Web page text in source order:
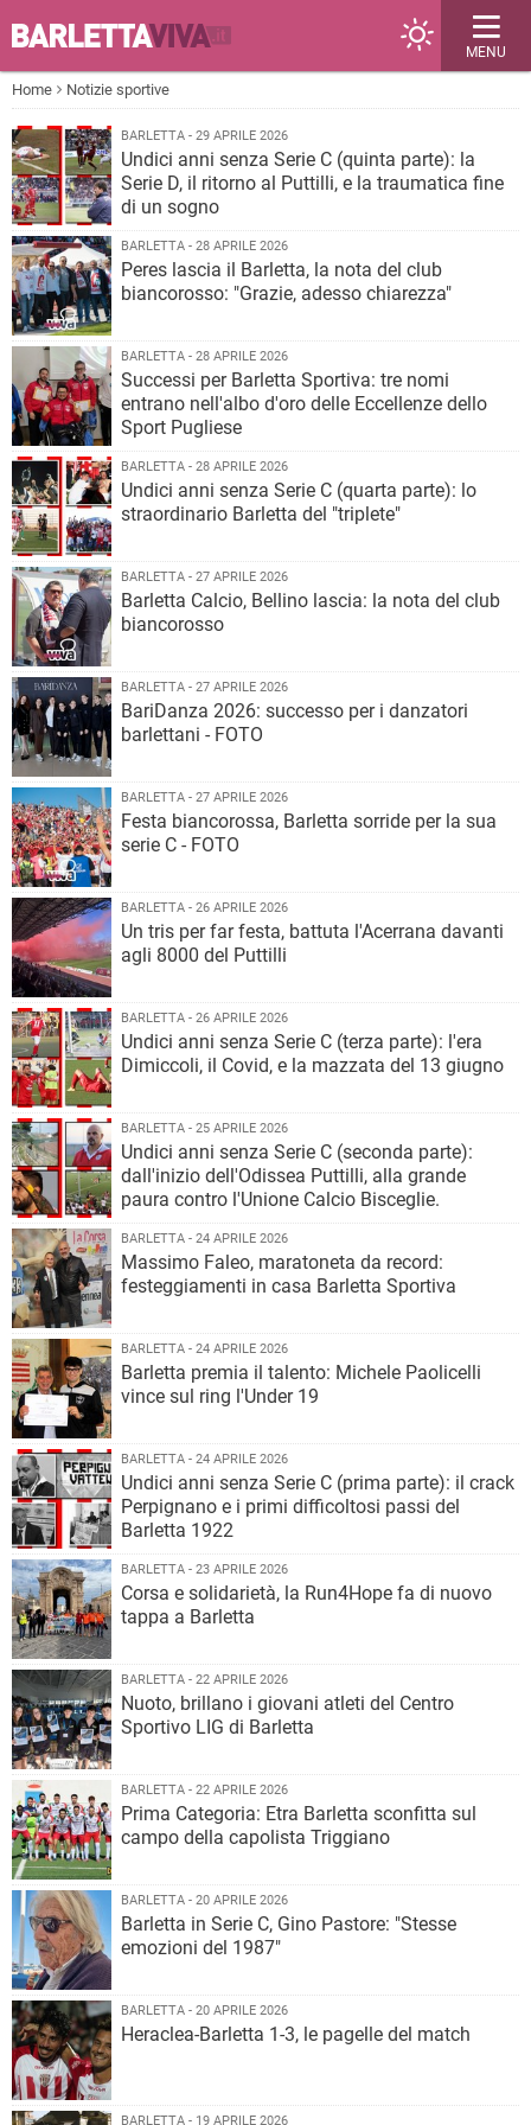
MENU
Home Notizie sportive
BARLETTA - 29 APRILE 2026
Undici anni senza Serie C (quinta parte): la
Serie D, il ritorno al Puttilli, e la traumatica fine
di un sogno
BARLETTA - 28 APRILE 2026
Peres lascia il Barletta, la nota del club
biancorosso: "Grazie, adesso chiarezza"
BARLETTA - 28 APRILE 2026
Successi per Barletta Sportiva: tre nomi
entrano nell'albo d'oro delle Eccellenze dello
Sport Pugliese
BARLETTA - 28 APRILE 2026
Undici anni senza Serie C (quarta parte): lo
straordinario Barletta del "triplete"
BARLETTA - 27 APRILE 2026
Barletta Calcio, Bellino lascia: la nota del club
biancorosso
BARLETTA - 27 APRILE 2026
BariDanza 2026: successo per i danzatori
barlettani - FOTO
BARLETTA - 27 APRILE 2026
Festa biancorossa, Barletta sorride per la sua
serie C - FOTO
BARLETTA - 26 APRILE 2026
Un tris per far festa, battuta l'Acerrana davanti
agli 8000 del Puttilli
BARLETTA - 26 APRILE 2026
Undici anni senza Serie C (terza parte): l'era
Dimiccoli, il Covid, e la mazzata del 13 giugno
BARLETTA - 25 APRILE 2026
Undici anni senza Serie C (seconda parte):
dall'inizio dell'Odissea Puttilli, alla grande
paura contro l'Unione Calcio Bisceglie.
BARLETTA - 24 APRILE 2026
Massimo Faleo, maratoneta da record:
festeggiamenti in casa Barletta Sportiva
BARLETTA - 24 APRILE 2026
Barletta premia il talento: Michele Paolicelli
vince sul ring l'Under 19
BARLETTA - 24 APRILE 2026
Undici anni senza Serie C (prima parte): il crack
Perpignano e i primi difficoltosi passi del
Barletta 1922
BARLETTA - 23 APRILE 2026
Corsa e solidarietà, la Run4Hope fa di nuovo
tappa a Barletta
BARLETTA - 22 APRILE 2026
Nuoto, brillano i giovani atleti del Centro
Sportivo LIG di Barletta
BARLETTA - 22 APRILE 2026
Prima Categoria: Etra Barletta sconfitta sul
campo della capolista Triggiano
BARLETTA - 20 APRILE 2026
Barletta in Serie C, Gino Pastore: "Stesse
emozioni del 1987"
BARLETTA - 20 APRILE 2026
Heraclea-Barletta 1-3, le pagelle del match
BARLETTA - 19 APRILE 2026